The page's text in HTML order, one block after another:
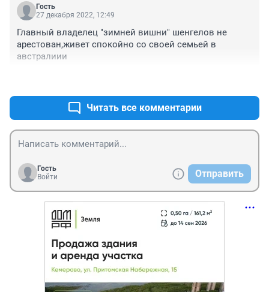
Гость
27 декабря 2022, 12:49
Главный владелец "зимней вишни" шенгелов не
арестован,живет спокойно со своей семьей в
австралиии
Читать все комментарии
Гость
Войти
Отправить